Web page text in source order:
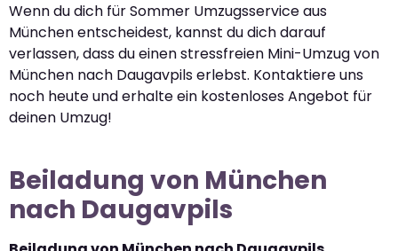
Wenn du dich für Sommer Umzugsservice aus
München entscheidest, kannst du dich darauf
verlassen, dass du einen stressfreien Mini-Umzug von
München nach Daugavpils erlebst. Kontaktiere uns
noch heute und erhalte ein kostenloses Angebot für
deinen Umzug!
Beiladung von München
nach Daugavpils